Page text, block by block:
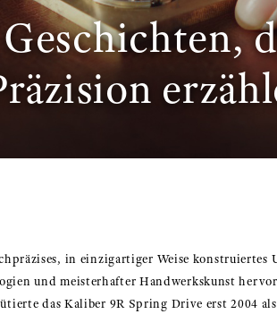
in einzigartiger Weise konstruiertes
und meisterhafter Handwerkskunst
das Kaliber 9R Spring Drive erst 2004